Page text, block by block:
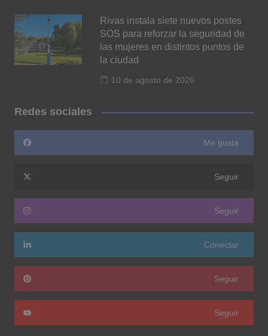
Rivas instala siete nuevos postes
SOS para reforzar la seguridad de
las mujeres en distintos puntos de
la ciudad
10 de agosto de 2026
Redes sociales
Me gusta
Seguir
Seguir
Conectar
Seguir
Seguir